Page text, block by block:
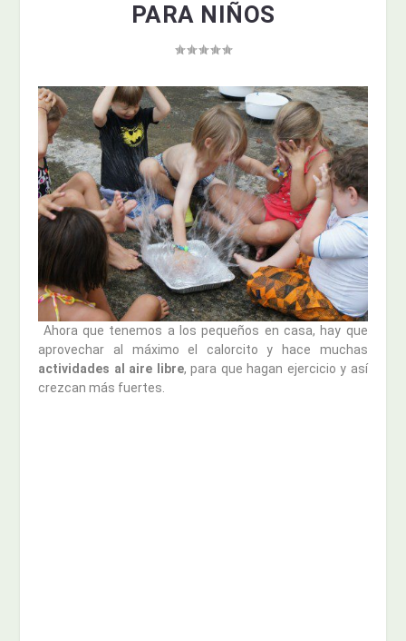
PARA NIÑOS
Ahora que tenemos a los pequeños en casa, hay que
aprovechar al máximo el calorcito y hace muchas
actividades al aire libre, para que hagan ejercicio y así
crezcan más fuertes.